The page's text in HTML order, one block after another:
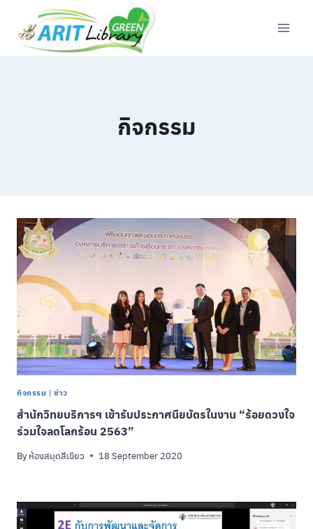
content
กิจกรรม
กิจกรรม |ข่าว
สำนักวิทยบริการฯ เข้ารับประกาศนียบัตรในงาน “ร้อยดวงใจ
ร่วมใจลดโลกร้อน 2563”
By ห้องสมุดสีเขียว 18 September 2020